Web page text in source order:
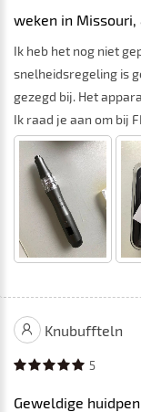
weken in
Ik heb het nog niet
snelheidsregeling is
gezegd bij. Het
Ik raad je aan om bij
Knubuffteln
5
Geweldige huidpen